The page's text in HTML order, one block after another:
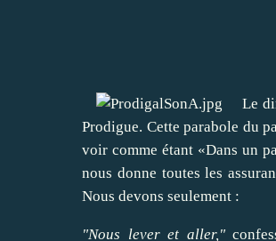
Le
Prodigue. Cette parabole du
voir comme étant «Dans un
nous donne toutes les
Nous devons seulement :
"Nous lever et aller,"